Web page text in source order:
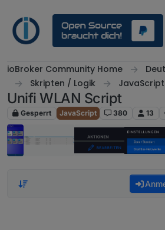
ioBroker Community Home
Skripten / Logik
JavaScript
Unifi WLAN Script
Gesperrt JavaScript 380 13